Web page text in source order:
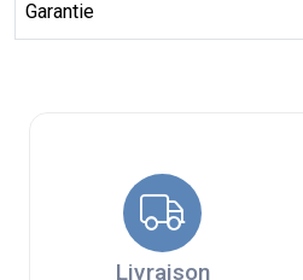
Garantie
Livraison